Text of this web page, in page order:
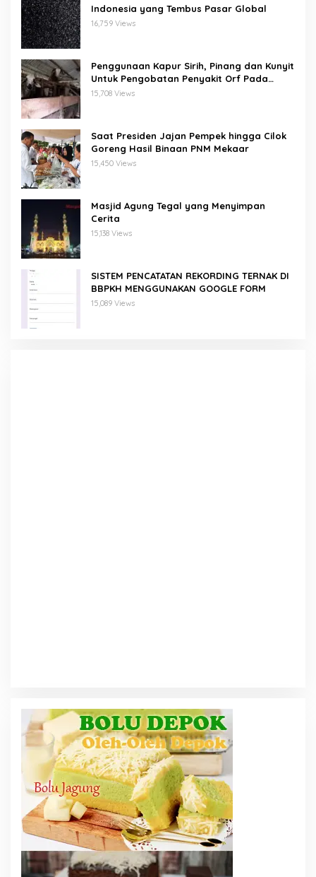
Indonesia yang Tembus Pasar Global
16,759 Views
Penggunaan Kapur Sirih, Pinang dan Kunyit
Untuk Pengobatan Penyakit Orf Pada
Domba/Kambing
15,708 Views
Saat Presiden Jajan Pempek hingga Cilok
Goreng Hasil Binaan PNM Mekaar
15,450 Views
Masjid Agung Tegal yang Menyimpan
Cerita
15,138 Views
SISTEM PENCATATAN REKORDING TERNAK DI
BBPKH MENGGUNAKAN GOOGLE FORM
15,089 Views